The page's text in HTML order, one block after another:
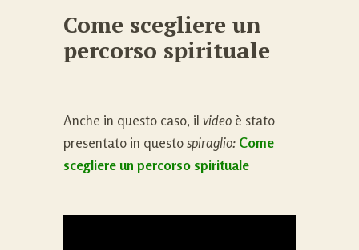
Come scegliere un
percorso spirituale
Anche in questo caso, il video è stato
presentato in questospiraglio: Come
scegliere un percorso spirituale